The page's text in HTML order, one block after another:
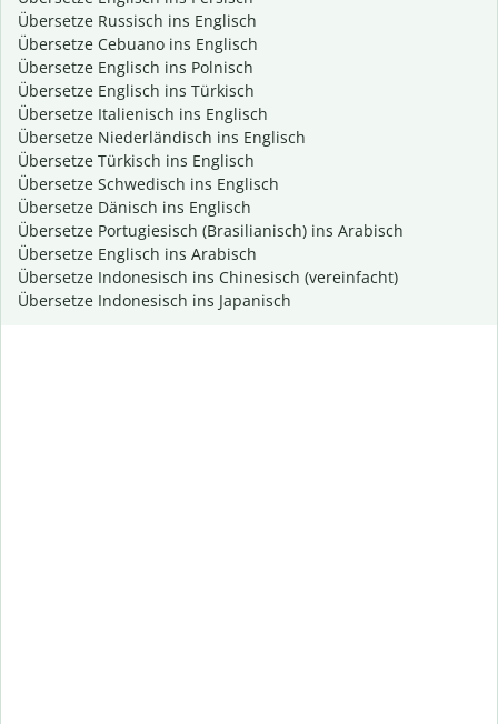
Übersetze Russisch ins Englisch
Übersetze Cebuano ins Englisch
Übersetze Englisch ins Polnisch
Übersetze Englisch ins Türkisch
Übersetze Italienisch ins Englisch
Übersetze Niederländisch ins Englisch
Übersetze Türkisch ins Englisch
Übersetze Schwedisch ins Englisch
Übersetze Dänisch ins Englisch
Übersetze Portugiesisch (Brasilianisch) ins Arabisch
Übersetze Englisch ins Arabisch
Übersetze Indonesisch ins Chinesisch (vereinfacht)
Übersetze Indonesisch ins Japanisch